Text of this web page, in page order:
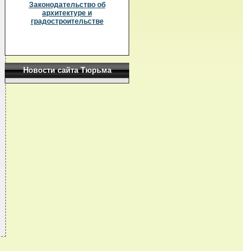
Законодательство об
архитектуре и
градостроительстве
Новости сайта Тюрьма